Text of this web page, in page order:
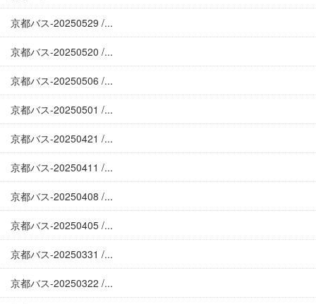
京都バス-20250529 /...
京都バス-20250520 /...
京都バス-20250506 /...
京都バス-20250501 /...
京都バス-20250421 /...
京都バス-20250411 /...
京都バス-20250408 /...
京都バス-20250405 /...
京都バス-20250331 /...
京都バス-20250322 /...